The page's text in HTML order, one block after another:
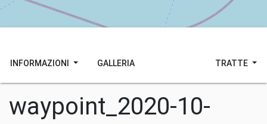
INFORMAZIONI GALLERIA TRATTE
waypoint_2020-10-